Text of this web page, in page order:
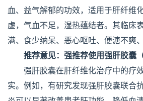
血、益气解郁的功效，适用于肝纤维
虚，气血不足，湿热蕴结者。其临床
满、食少纳呆、恶心呕吐、便溏不爽
推荐意见：强推荐使用强肝胶囊
强肝胶囊在肝纤维化治疗中的疗
实。例如，有研究发现强肝胶囊联合